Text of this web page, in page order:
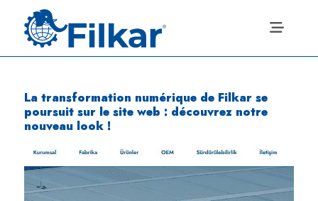
La transformation numérique de Filkar se
poursuit sur le site web : découvrez notre
nouveau look !